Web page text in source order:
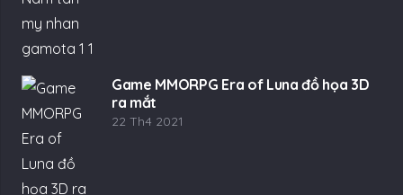
Game MMORPG Era of Luna đồ họa 3D
ra mắt
22 Th4 2021